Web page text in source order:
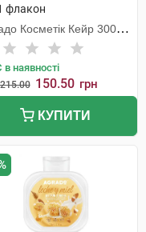
флакон
Косметік Кейр 3000
в наявності
215.00 150.50 грн
КУПИТИ